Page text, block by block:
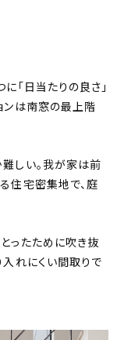
「日当たりの良さ」
ンは南窓の最上階
しい。我が家は前
住宅密集地で、庭
ったために吹き抜
入れにくい間取りで